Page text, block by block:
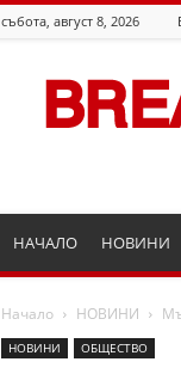
събота, август 8, 2026
НАЧАЛО НОВИНИ
Начало НОВИНИ
НОВИНИ ОБЩЕСТВО